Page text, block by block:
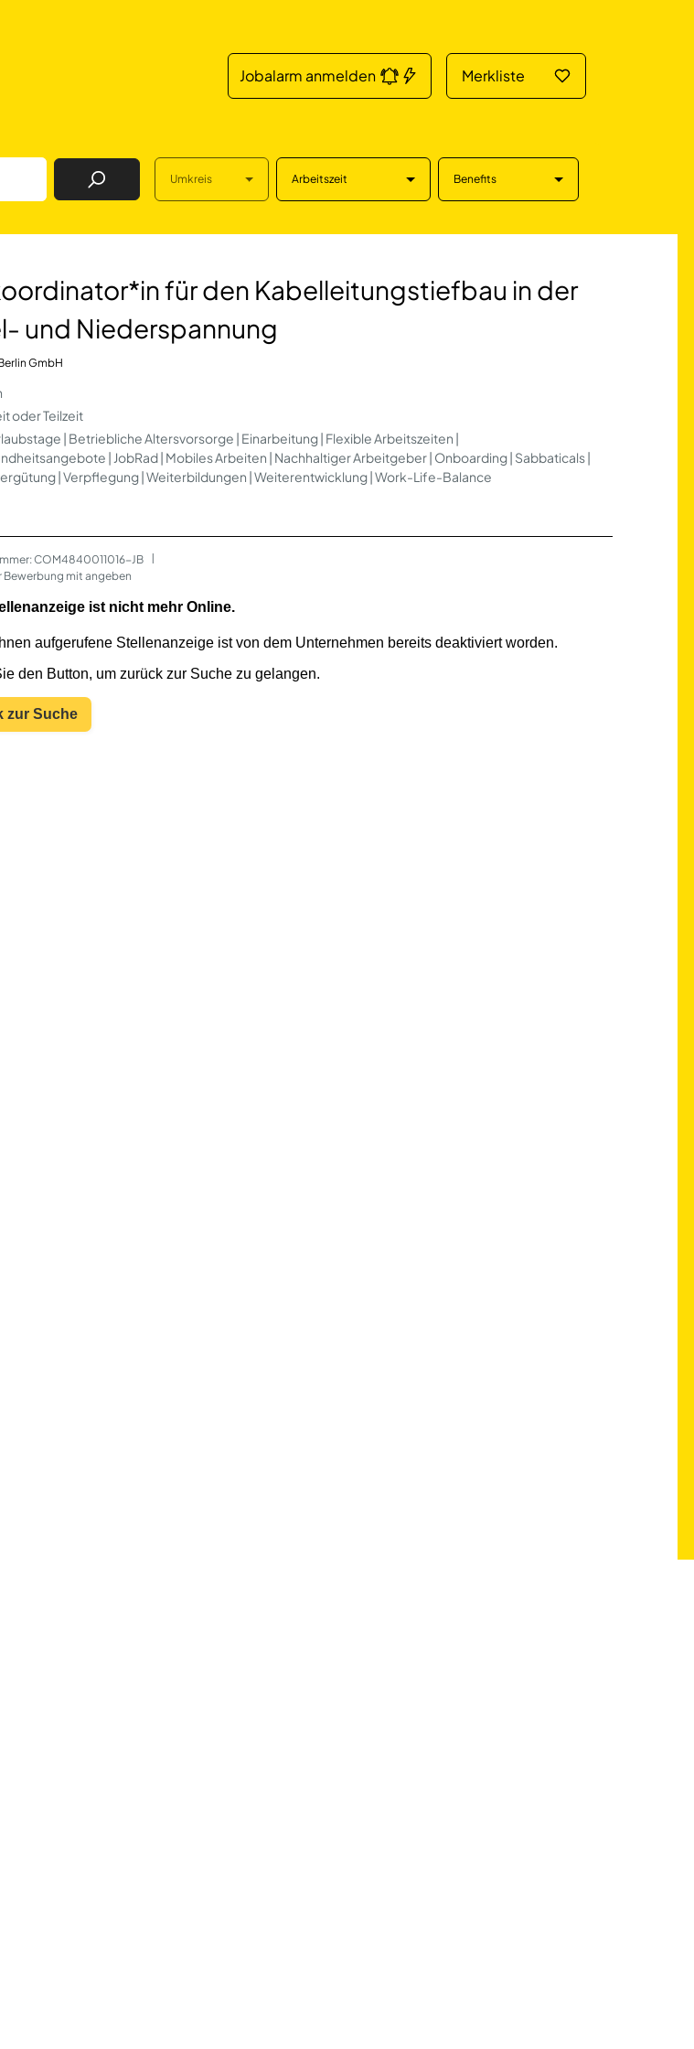
Jobalarm anmelden Merkliste
Job Finden Umkreis Arbeitszeit Benefits
Kabelleitungstiefbau in
für den Kabelleitungstiefbau in der
und Niederspannung
GmbH
oder Teilzeit
| Betriebliche Altersvorsorge | Einarbeitung | Flexible Arbeitszeiten |
| JobRad | Mobiles Arbeiten | Nachhaltiger Arbeitgeber | Onboarding | Sabbaticals |
| Verpflegung | Weiterbildungen | Weiterentwicklung | Work-Life-Balance
COM4840011016-JB
Bewerbung mit angeben